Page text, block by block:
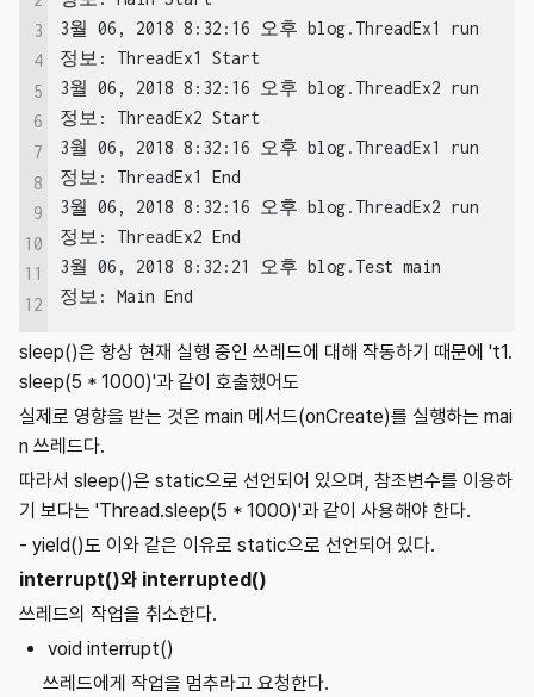
3
4
5
6
7
8
9
10
11
12
3월 06, 2018 8:32:16 오후 blog.ThreadEx1 run
정보: ThreadEx1 Start
3월 06, 2018 8:32:16 오후 blog.ThreadEx2 run
정보: ThreadEx2 Start
3월 06, 2018 8:32:16 오후 blog.ThreadEx1 run
정보: ThreadEx1 End
3월 06, 2018 8:32:16 오후 blog.ThreadEx2 run
정보: ThreadEx2 End
3월 06, 2018 8:32:21 오후 blog.Test main
정보: Main End
sleep()은 항상 현재 실행 중인 쓰레드에 대해 작동하기 때문에 't1.
sleep(5 * 1000)'과 같이 호출했어도
실제로 영향을 받는 것은 main 메서드(onCreate)를 실행하는 mai
n 쓰레드다.
따라서 sleep()은 static으로 선언되어 있으며, 참조변수를 이용하
기 보다는 'Thread.sleep(5 * 1000)'과 같이 사용해야 한다.
- yield()도 이와 같은 이유로 static으로 선언되어 있다.
interrupt()와 interrupted()
쓰레드의 작업을 취소한다.
void interrupt()
쓰레드에게 작업을 멈추라고 요청한다.